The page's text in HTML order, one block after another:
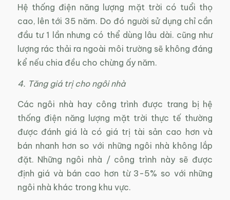
Hệ thống điện năng lượng mặt trời có tuổi thọ
cao, lên tới 35 năm. Do đó người sử dụng chỉ cần
đầu tư 1 lần nhưng có thể dùng lâu dài. cũng như
lượng rác thải ra ngoài môi trường sẽ không đáng
kể nếu chia đều cho chừng ấy năm.
4. Tăng giá trị cho ngôi nhà
Các ngôi nhà hay công trình được trang bị hệ
thống điện năng lượng mặt trời thực tế thường
được đánh giá là có giá trị tài sản cao hơn và
bán nhanh hơn so với những ngôi nhà không lắp
đặt. Những ngôi nhà / công trình này sẽ được
định giá và bán cao hơn từ 3-5% so với những
ngôi nhà khác trong khu vực.